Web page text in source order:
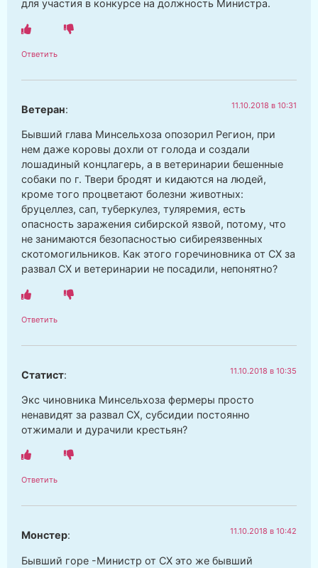
для участия в конкурсе на должность Министра.
Ответить
Ветеран: 11.10.2018 в 10:31
Бывший глава Минсельхоза опозорил Регион, при
нем даже коровы дохли от голода и создали
лошадиный концлагерь, а в ветеринарии бешенные
собаки по г. Твери бродят и кидаются на людей,
кроме того процветают болезни животных:
бруцеллез, сап, туберкулез, туляремия, есть
опасность заражения сибирской язвой, потому, что
не занимаются безопасностью сибиреязвенных
скотомогильников. Как этого горечиновника от СХ за
развал СХ и ветеринарии не посадили, непонятно?
Ответить
Статист: 11.10.2018 в 10:35
Экс чиновника Минсельхоза фермеры просто
ненавидят за развал СХ, субсидии постоянно
отжимали и дурачили крестьян?
Ответить
Монстер: 11.10.2018 в 10:42
Бывший горе -Министр от СХ это же бывший